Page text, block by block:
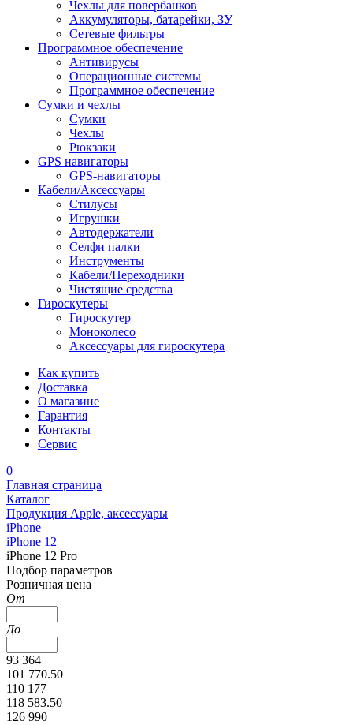
Чехлы для повербанков
Аккумуляторы, батарейки, ЗУ
Сетевые фильтры
Программное обеспечение
Антивирусы
Операционные системы
Программное обеспечение
Сумки и чехлы
Сумки
Чехлы
Рюкзаки
GPS навигаторы
GPS-навигаторы
Кабели/Аксессуары
Стилусы
Игрушки
Автодержатели
Селфи палки
Инструменты
Кабели/Переходники
Чистящие средства
Гироскутеры
Гироскутер
Моноколесо
Аксессуары для гироскутера
Как купить
Доставка
О магазине
Гарантия
Контакты
Сервис
0
Главная страница
Каталог
Продукция Apple, аксессуары
iPhone
iPhone 12
iPhone 12 Pro
Подбор параметров
Розничная цена
От
До
93 364
101 770.50
110 177
118 583.50
126 990